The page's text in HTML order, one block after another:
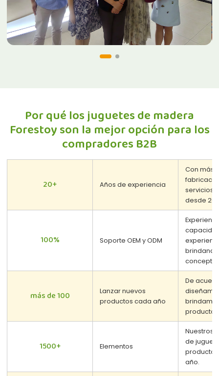
Por qué los juguetes de madera
Forestoy son la mejor opción para los
compradores B2B
20+ Años de experiencia
Con más
servicios
desde
100% Soporte OEM y ODM
concepto
más de 100
Lanzar nuevos
productos cada año
De
1500+ Elementos
Nuestros
de
año.